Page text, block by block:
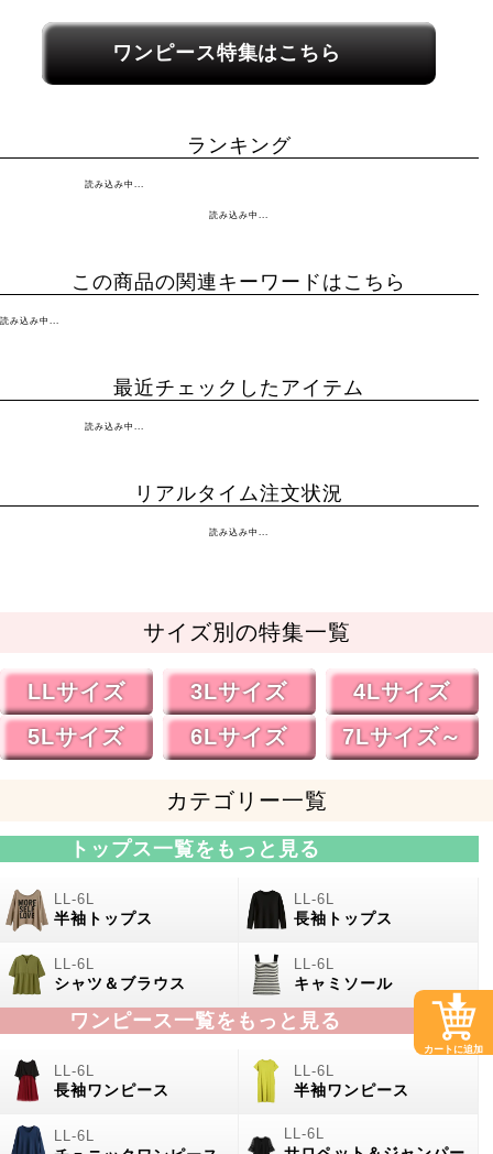
関連カテゴリーへのリンク
ワンピース特集はこちら
ランキング
読み込み中...
読み込み中...
この商品の関連キーワードはこちら
読み込み中...
最近チェックしたアイテム
読み込み中...
リアルタイム注文状況
読み込み中...
サイズ別の特集一覧
LLサイズ 3Lサイズ
4Lサイズ
5Lサイズ
6Lサイズ 7Lサイズ～
カテゴリー一覧
トップス一覧をもっと見る
半袖トップス 長袖トップス
シャツ＆ブラウス キャミソール
ワンピース一覧をもっと見る
長袖ワンピース 半袖ワンピース
カートに追加